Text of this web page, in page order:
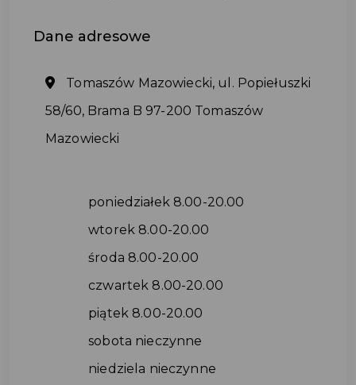
Dane adresowe
Tomaszów Mazowiecki, ul. Popiełuszki
58/60, Brama B 97-200 Tomaszów
Mazowiecki
poniedziałek 8.00-20.00
wtorek 8.00-20.00
środa 8.00-20.00
czwartek 8.00-20.00
piątek 8.00-20.00
sobota nieczynne
niedziela nieczynne